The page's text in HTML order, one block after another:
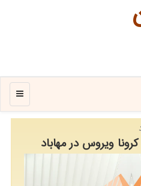
منو
ویروس در مهاباد